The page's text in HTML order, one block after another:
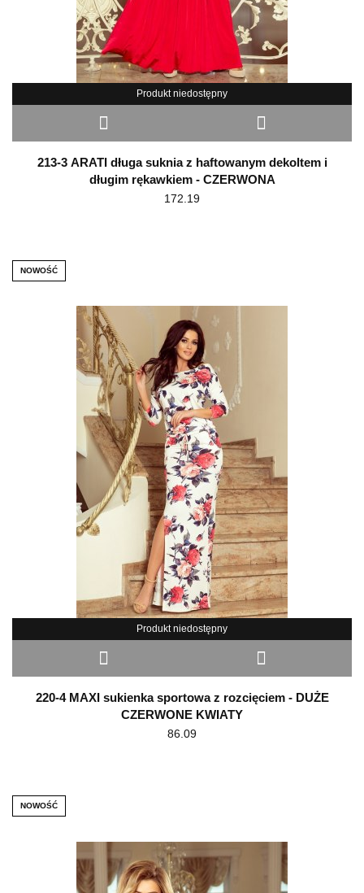
Produkt niedostępny
213-3 ARATI długa suknia z haftowanym dekoltem i
długim rękawkiem - CZERWONA
172.19
NOWOŚĆ
Produkt niedostępny
220-4 MAXI sukienka sportowa z rozcięciem - DUŻE
CZERWONE KWIATY
86.09
NOWOŚĆ